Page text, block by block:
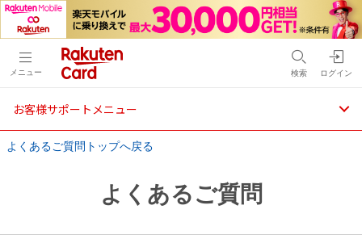
メニュー 検索 ログイン
お客様サポートメニュー
よくあるご質問トップへ戻る
よくあるご質問